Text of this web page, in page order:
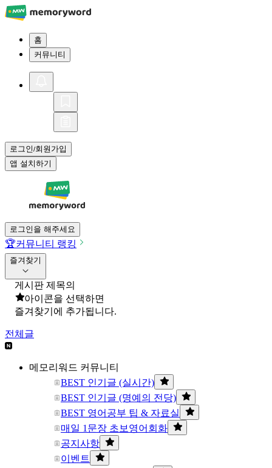
홈
커뮤니티
로그인/회원가입
앱 설치하기
로그인을 해주세요
🏆커뮤니티 랭킹
즐겨찾기
게시판 제목의
아이콘을 선택하면
즐겨찾기에 추가됩니다.
전체글
메모리워드 커뮤니티
BEST 인기글 (실시간)
BEST 인기글 (명예의 전당)
BEST 영어공부 팁 & 자료실
매일 1문장 초보영어회화
공지사항
이벤트